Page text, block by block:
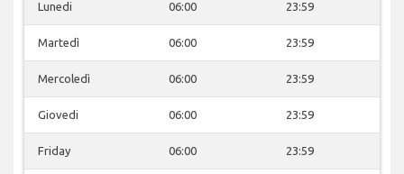
Lunedi 06:00 23:59
Martedì 06:00 23:59
Mercoledì 06:00 23:59
Giovedi 06:00 23:59
Friday 06:00 23:59